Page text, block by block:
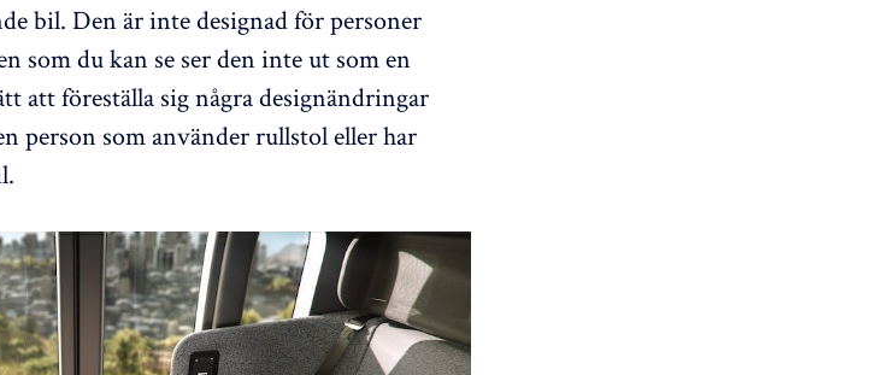
bil. Den är inte designad för personer
som du kan se ser den inte ut som en
att föreställa sig några designändringar
person som använder rullstol eller har